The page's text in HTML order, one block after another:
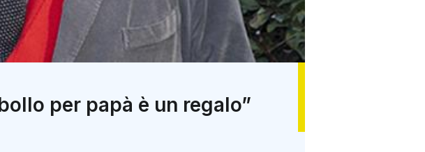
per papà è un regalo”